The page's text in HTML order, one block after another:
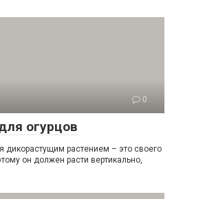
0
огурцов
дикорастущим растением – это своего
он должен расти вертикально,